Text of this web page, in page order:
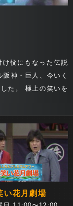
け役にもなった伝説
神・巨人、今いく
た。 極上の笑いを
い花月劇場